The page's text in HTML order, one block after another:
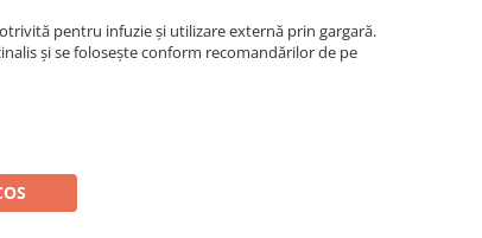
pentru infuzie și utilizare externă prin gargară.
și se folosește conform recomandărilor de pe